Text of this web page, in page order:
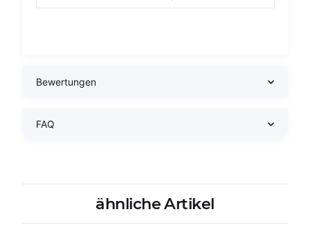
Bewertungen
FAQ
ähnliche Artikel